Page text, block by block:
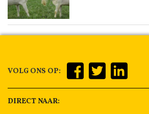
VOLG ONS OP:
DIRECT NAAR: